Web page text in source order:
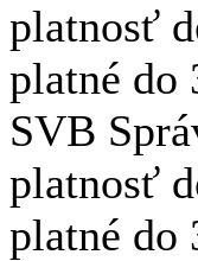
platnosť
platné do
SVB
platnosť
platné do